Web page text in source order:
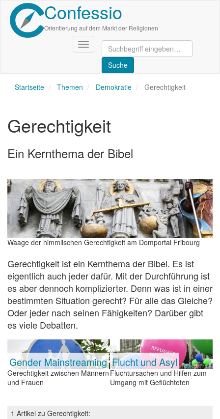
Direkt
zum
Inhalt
Confessio
Orientierung auf dem Markt der Religionen
Navigation
aktivieren/deaktivieren
Startseite Themen Demokratie Gerechtigkeit
Gerechtigkeit
Ein Kernthema der Bibel
Waage der himmlischen Gerechtigkeit am Domportal Fribourg
Gerechtigkeit ist ein Kernthema der Bibel. Es ist
eigentlich auch jeder dafür. Mit der Durchführung ist
es aber dennoch komplizierter. Denn was ist in einer
bestimmten Situation gerecht? Für alle das Gleiche?
Oder jeder nach seinen Fähigkeiten? Darüber gibt
es viele Debatten.
Gender Mainstreaming
Gerechtigkeit zwischen Männern
und Frauen
Flucht und Asyl
Fluchtursachen und Hilfen zum
Umgang mit Geflüchteten
1 Artikel zu Gerechtigkeit: